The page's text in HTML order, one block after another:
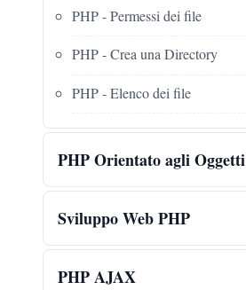
PHP - Permessi dei file
PHP - Crea una Directory
PHP - Elenco dei file
PHP Orientato agli Oggetti
Sviluppo Web PHP
PHP AJAX